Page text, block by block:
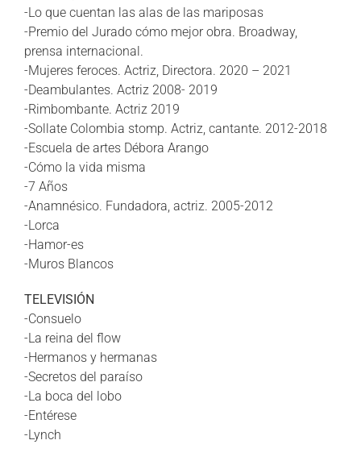
-Lo que cuentan las alas de las mariposas
-Premio del Jurado cómo mejor obra. Broadway,
prensa internacional.
-Mujeres feroces. Actriz, Directora. 2020 – 2021
-Deambulantes. Actriz 2008- 2019
-Rimbombante. Actriz 2019
-Sollate Colombia stomp. Actriz, cantante. 2012-2018
-Escuela de artes Débora Arango
-Cómo la vida misma
-7 Años
-Anamnésico. Fundadora, actriz. 2005-2012
-Lorca
-Hamor-es
-Muros Blancos
TELEVISIÓN
-Consuelo
-La reina del flow
-Hermanos y hermanas
-Secretos del paraíso
-La boca del lobo
-Entérese
-Lynch